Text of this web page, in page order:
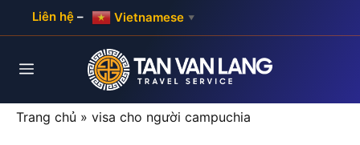
Liên hệ – Vietnamese ▼
Menu
Trang chủ » visa cho người campuchia